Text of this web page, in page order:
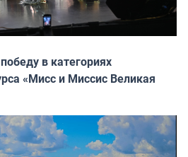
в категориях
«Мисс и Миссис Великая